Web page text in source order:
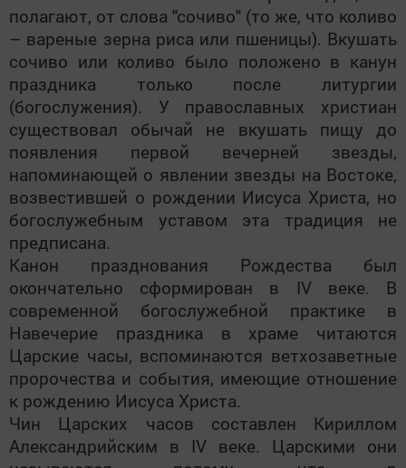
полагают, от слова "сочиво" (то же, что коливо
– вареные зерна риса или пшеницы). Вкушать
сочиво или коливо было положено в канун
праздника только после литургии
(богослужения). У православных христиан
существовал обычай не вкушать пищу до
появления первой вечерней звезды,
напоминающей о явлении звезды на Востоке,
возвестившей о рождении Иисуса Христа, но
богослужебным уставом эта традиция не
предписана.
Канон празднования Рождества был
окончательно сформирован в IV веке. В
современной богослужебной практике в
Навечерие праздника в храме читаются
Царские часы, вспоминаются ветхозаветные
пророчества и события, имеющие отношение
к рождению Иисуса Христа.
Чин Царских часов составлен Кириллом
Александрийским в IV веке. Царскими они